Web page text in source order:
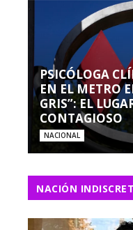
PSICÓLOGA
EN EL METRO
GRIS”: EL
CONTAGIOSO
NACIONAL
NACIÓN